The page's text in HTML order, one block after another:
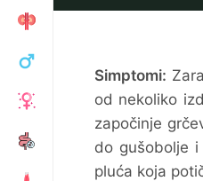
Simptomi:
od nekoliko
započinje
do gušobolje
pluća koja